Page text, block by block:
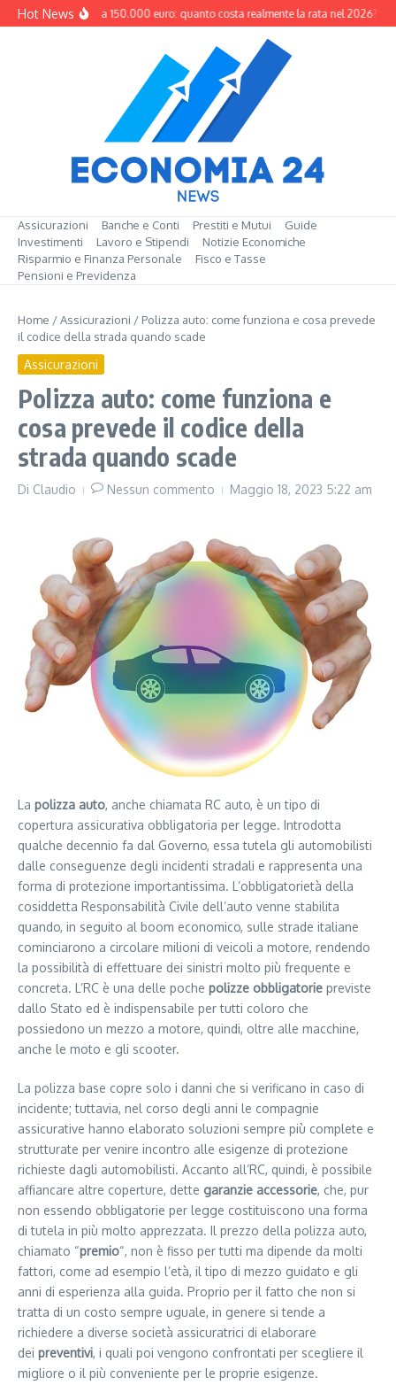
Salta al contenuto
Hot NewsMutuo da 150.000 euro: quanto costa realmente la rata nel 2026?
Assicurazioni Banche e Conti Prestiti e Mutui
Guide
Investimenti
Lavoro e Stipendi
Notizie Economiche
Risparmio e Finanza Personale
Fisco e Tasse
Pensioni e Previdenza
Home /Assicurazioni / Polizza auto: come funziona e cosa prevede
il codice della strada quando scade
Assicurazioni
Polizza auto: come funziona e
cosa prevede il codice della
strada quando scade
Di Claudio Nessun commento Maggio 18, 2023 5:22 am
La polizza auto, anche chiamata RC auto, è un tipo di
copertura assicurativa obbligatoria per legge. Introdotta
qualche decennio fa dal Governo, essa tutela gli automobilisti
dalle conseguenze degli incidenti stradali e rappresenta una
forma di protezione importantissima. L’obbligatorietà della
cosiddetta Responsabilità Civile dell’auto venne stabilita
quando, in seguito al boom economico, sulle strade italiane
cominciarono a circolare milioni di veicoli a motore, rendendo
la possibilità di effettuare dei sinistri molto più frequente e
concreta. L’RC è una delle poche polizze obbligatorie previste
dallo Stato ed è indispensabile per tutti coloro che
possiedono un mezzo a motore, quindi, oltre alle macchine,
anche le moto e gli scooter.
La polizza base copre solo i danni che si verificano in caso di
incidente; tuttavia, nel corso degli anni le compagnie
assicurative hanno elaborato soluzioni sempre più complete e
strutturate per venire incontro alle esigenze di protezione
richieste dagli automobilisti. Accanto all’RC, quindi, è possibile
affiancare altre coperture, dette garanzie accessorie, che, pur
non essendo obbligatorie per legge costituiscono una forma
di tutela in più molto apprezzata. Il prezzo della polizza auto,
chiamato “premio“, non è fisso per tutti ma dipende da molti
fattori, come ad esempio l’età, il tipo di mezzo guidato e gli
anni di esperienza alla guida. Proprio per il fatto che non si
tratta di un costo sempre uguale, in genere si tende a
richiedere a diverse società assicuratrici di elaborare
dei preventivi, i quali poi vengono confrontati per scegliere il
migliore o il più conveniente per le proprie esigenze.